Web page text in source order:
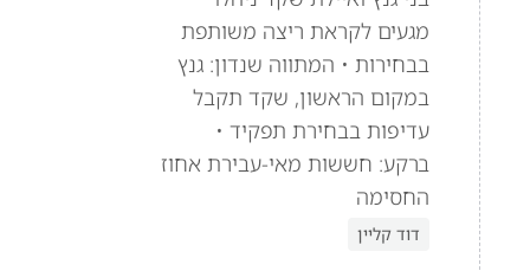
מגעים לקראת ריצה משותפת
בבחירות • המתווה שנדון: גנץ
במקום הראשון, שקד תקבל
עדיפות בבחירת תפקיד •
ברקע: חששות מאי-עבירת אחוז
החסימה
דוד קליין